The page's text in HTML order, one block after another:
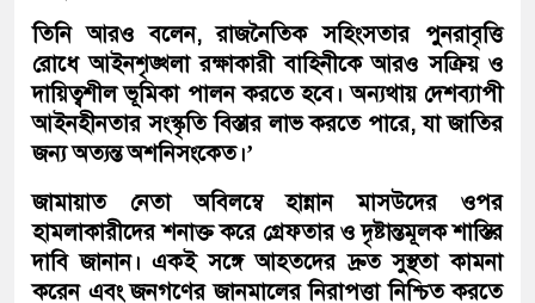
তিনি আরও বলেন, রাজনৈতিক সহিংসতার পুনরাবৃত্তি
রোধে আইনশৃঙ্খলা রক্ষাকারী বাহিনীকে আরও সক্রিয় ও
দায়িত্বশীল ভূমিকা পালন করতে হবে। অন্যথায় দেশব্যাপী
আইনহীনতার সংস্কৃতি বিস্তার লাভ করতে পারে, যা জাতির
জন্য অত্যন্ত অশনিসংকেত।’
জামায়াত নেতা অবিলম্বে হান্নান মাসউদের ওপর
হামলাকারীদের শনাক্ত করে গ্রেফতার ও দৃষ্টান্তমূলক শাস্তির
দাবি জানান। একই সঙ্গে আহতদের দ্রুত সুস্থতা কামনা
করেন এবং জনগণের জানমালের নিরাপত্তা নিশ্চিত করতে